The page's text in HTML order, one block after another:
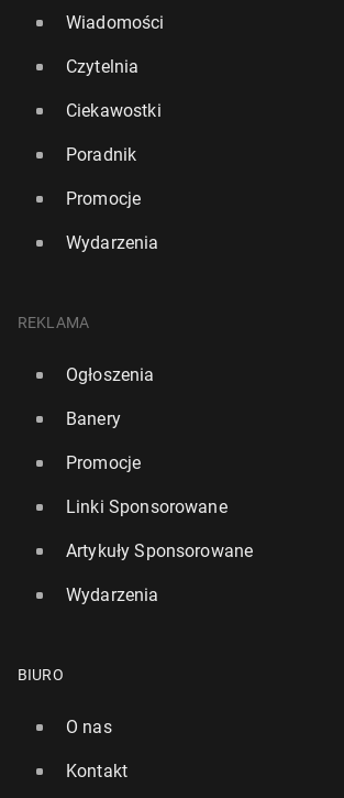
Wiadomości
Czytelnia
Ciekawostki
Poradnik
Promocje
Wydarzenia
REKLAMA
Ogłoszenia
Banery
Promocje
Linki Sponsorowane
Artykuły Sponsorowane
Wydarzenia
BIURO
O nas
Kontakt